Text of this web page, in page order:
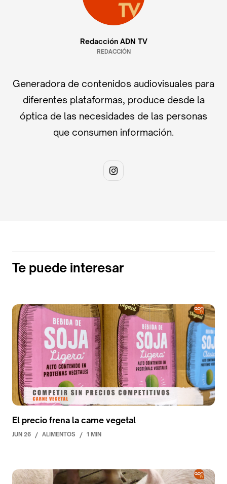
Redacción ADN TV
REDACCIÓN
Generadora de contenidos audiovisuales para
diferentes plataformas, produce desde la
óptica de las necesidades de las personas
que consumen información.
Te puede interesar
El precio frena la carne vegetal
JUN 26 / ALIMENTOS / 1 MIN